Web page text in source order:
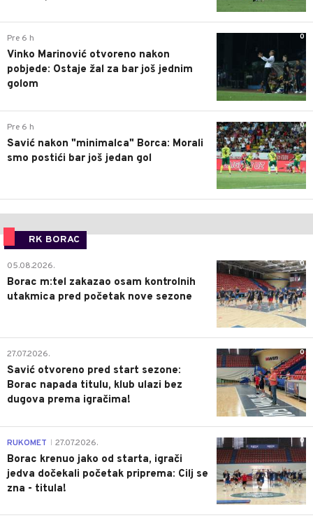
0
Pre 6 h
Vinko Marinović otvoreno nakon
pobjede: Ostaje žal za bar još jednim
golom
0
Pre 6 h
Savić nakon "minimalca" Borca: Morali
smo postići bar još jedan gol
RK BORAC
0
05.08.2026.
Borac m:tel zakazao osam kontrolnih
utakmica pred početak nove sezone
0
27.07.2026.
Savić otvoreno pred start sezone:
Borac napada titulu, klub ulazi bez
dugova prema igračima!
0
RUKOMET 27.07.2026.
Borac krenuo jako od starta, igrači
jedva dočekali početak priprema: Cilj se
zna - titula!